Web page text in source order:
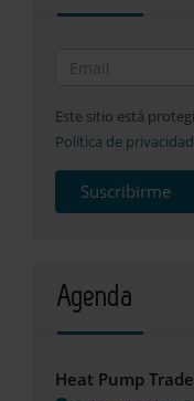
Este sitio está
Política de privacidad
Suscribirme
Agenda
Heat Pump